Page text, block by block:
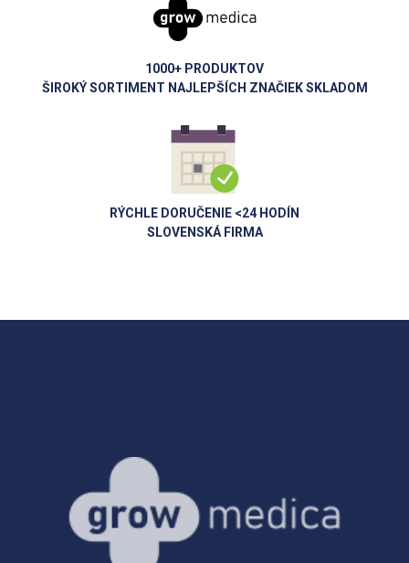
1000+ PRODUKTOV
ŠIROKÝ SORTIMENT NAJLEPŠÍCH ZNAČIEK SKLADOM
RÝCHLE DORUČENIE <24 HODÍN
SLOVENSKÁ FIRMA